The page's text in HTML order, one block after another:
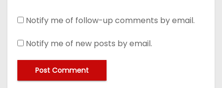
Notify me of follow-up comments by email.
Notify me of new posts by email.